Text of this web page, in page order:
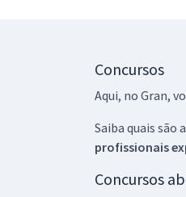
Concursos
Aqui, no Gran,
Saiba quais são
profissionais
Concursos